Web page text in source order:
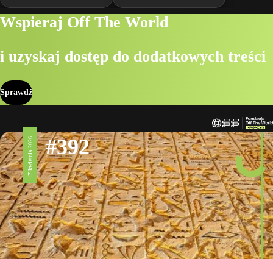
Wspieraj Off The World
i uzyskaj dostęp do dodatkowych treści
Sprawdź
17 kwietnia 2026 #392